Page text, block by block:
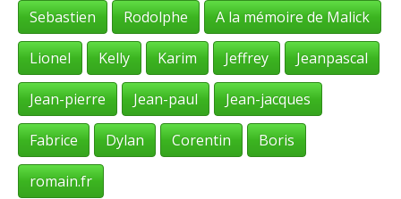
Sebastien Rodolphe A la mémoire de Malick
Lionel Kelly Karim Jeffrey Jeanpascal
Jean-pierre Jean-paul Jean-jacques
Fabrice Dylan Corentin Boris
romain.fr